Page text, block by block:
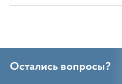
Остались вопросы?